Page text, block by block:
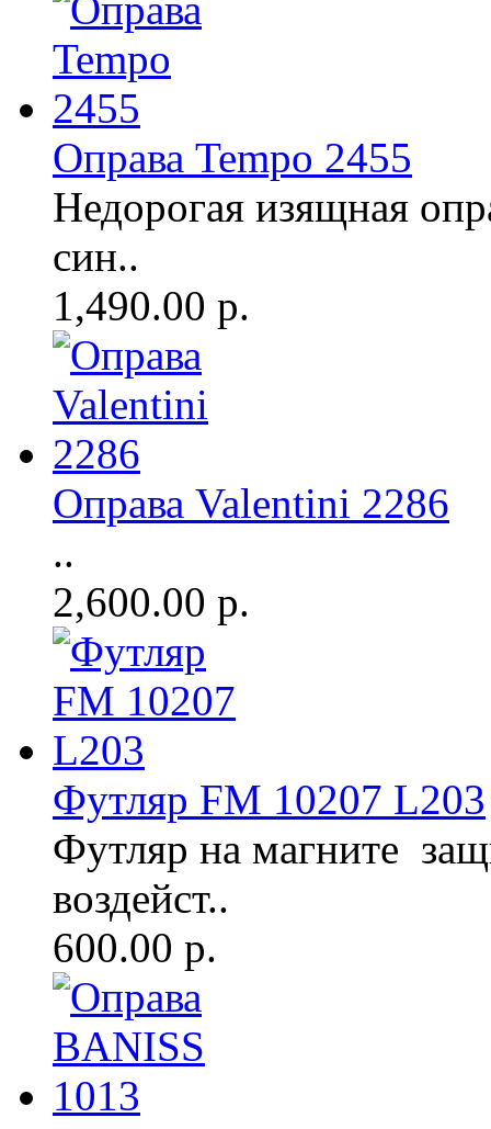
Оправа Tempo 2455
Недорогая изящная
син..
1,490.00 р.
Оправа Valentini 2286
..
2,600.00 р.
Футляр FM 10207 L203
Футляр на магните
воздейст..
600.00 р.